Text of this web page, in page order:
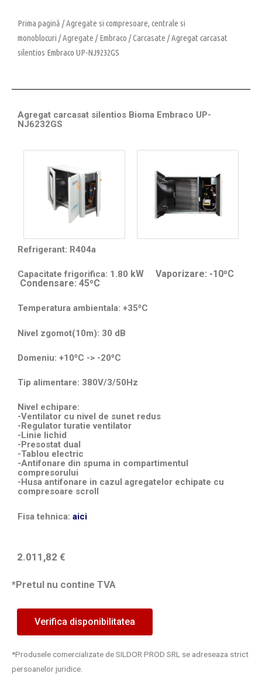
Prima pagină /Agregate si compresoare, centrale si
monoblocuri /Agregate /Embraco /Carcasate / Agregat carcasat
silentios Embraco UP-NJ9232GS
Agregat carcasat silentios Bioma Embraco UP-
NJ6232GS
Refrigerant: R404a
Capacitate frigorifica: 1.80 kW Vaporizare: -10⁰C
Condensare: 45⁰C
Temperatura ambientala: +35⁰C
Nivel zgomot(10m): 30 dB
Domeniu: +10⁰C -> -20⁰C
Tip alimentare: 380V/3/50Hz
Nivel echipare:
-Ventilator cu nivel de sunet redus
-Regulator turatie ventilator
-Linie lichid
-Presostat dual
-Tablou electric
-Antifonare din spuma in compartimentul
compresorului
-Husa antifonare in cazul agregatelor echipate cu
compresoare scroll
Fisa tehnica: aici
2.011,82 €
*Pretul nu contine TVA
Verifica disponibilitatea
*Produsele comercializate de SILDOR PROD SRL se adreseaza strict
persoanelor juridice.